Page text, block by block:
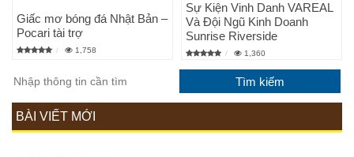
Giấc mơ bóng đá Nhật Bản –
Pocari tài trợ
1,758
Sự Kiện Vinh Danh VAREAL
Và Đội Ngũ Kinh Doanh
Sunrise Riverside
1,360
BÀI VIẾT MỚI